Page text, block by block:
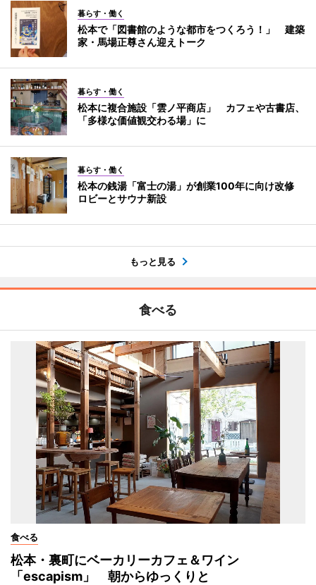
暮らす・働く
松本で「図書館のような都市をつくろう！」 建築
家・馬場正尊さん迎えトーク
暮らす・働く
松本に複合施設「雲ノ平商店」 カフェや古書店、
「多様な価値観交わる場」に
暮らす・働く
松本の銭湯「富士の湯」が創業100年に向け改修
ロビーとサウナ新設
もっと見る
食べる
食べる
松本・裏町にベーカリーカフェ＆ワイン
「escapism」 朝からゆっくりと